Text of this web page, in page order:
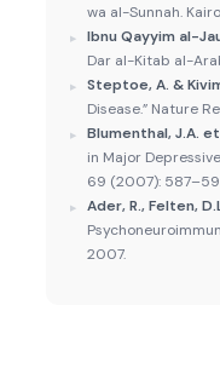
wa al-Sunnah.
Ibnu Qayyim al-
Dar al-Kitab al-
Steptoe, A. &
Disease.” Nature
Blumenthal, J.A.
in Major
69 (2007):
Ader, R., Felten,
2007.